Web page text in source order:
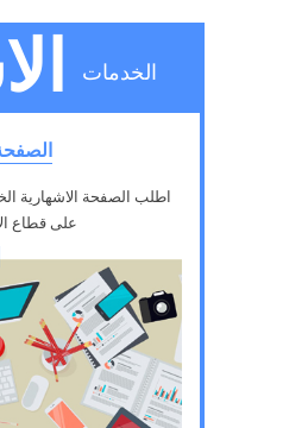
الخدمات
اطلب الصفحة الاشهارية
على قطاع